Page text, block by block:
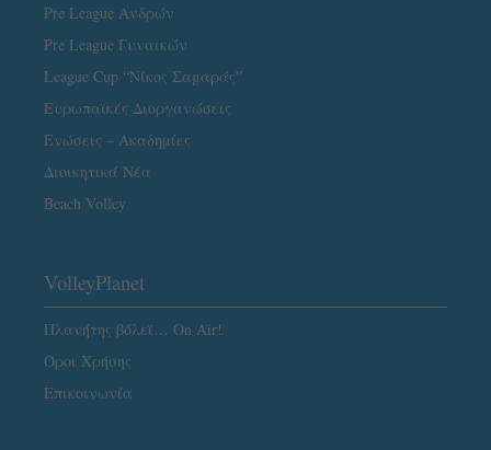
Pre League Ανδρών
Pre League Γυναικών
League Cup “Νίκος Σαμαράς”
Ευρωπαϊκές Διοργανώσεις
Ενώσεις – Ακαδημίες
Διοικητικά Νέα
Beach Volley
VolleyPlanet
Πλανήτης βόλεϊ… On Air!
Όροι Χρήσης
Επικοινωνία